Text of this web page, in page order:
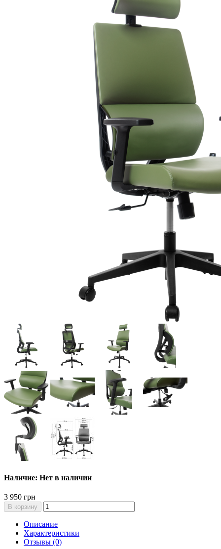
Наличие: Нет в наличии
3 950 грн
В корзину
Описание
Характеристики
Отзывы (0)